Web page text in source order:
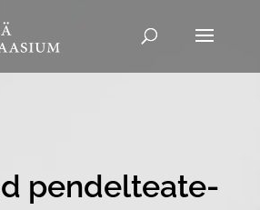
pendelteate-